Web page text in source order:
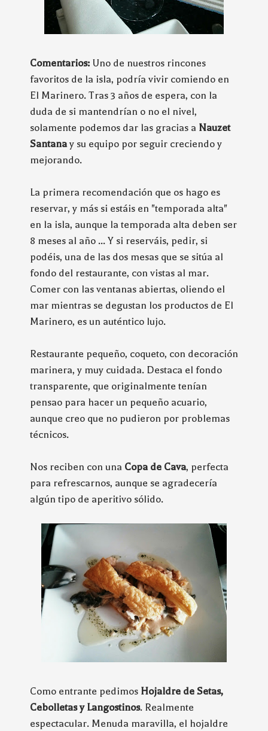
Comentarios: Uno de nuestros rincones
favoritos de la isla, podría vivir comiendo en
El Marinero. Tras 3 años de espera, con la
duda de si mantendrían o no el nivel,
solamente podemos dar las gracias a Nauzet
Santana y su equipo por seguir creciendo y
mejorando.
La primera recomendación que os hago es
reservar, y más si estáis en "temporada alta"
en la isla, aunque la temporada alta deben ser
8 meses al año ... Y si reserváis, pedir, si
podéis, una de las dos mesas que se sitúa al
fondo del restaurante, con vistas al mar.
Comer con las ventanas abiertas, oliendo el
mar mientras se degustan los productos de El
Marinero, es un auténtico lujo.
Restaurante pequeño, coqueto, con decoración
marinera, y muy cuidada. Destaca el fondo
transparente, que originalmente tenían
pensao para hacer un pequeño acuario,
aunque creo que no pudieron por problemas
técnicos.
Nos reciben con una Copa de Cava, perfecta
para refrescarnos, aunque se agradecería
algún tipo de aperitivo sólido.
Como entrante pedimos Hojaldre de Setas,
Cebolletas y Langostinos. Realmente
espectacular. Menuda maravilla, el hojaldre